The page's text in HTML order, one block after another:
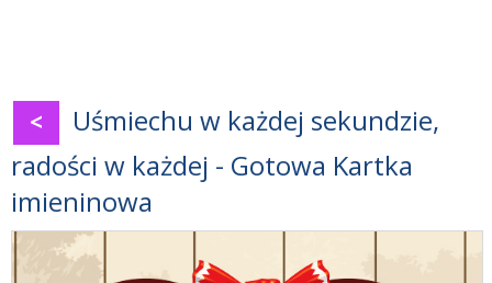
<
Uśmiechu w każdej sekundzie,
radości w każdej - Gotowa Kartka
imieninowa